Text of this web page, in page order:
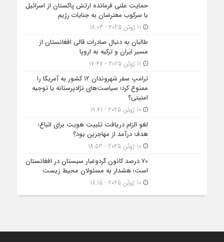
حمایت علنی فرمانده ارتش پاکستان از اسرائیل
با سرکوب معترضان به جنایات رژیم
طالبان به دنبال صادرات قالی افغانستان از
مسیر ایران و ترکیه به اروپا
ترامپ سفر شهروندان ۱۲ کشور به آمریکا را
ممنوع کرد؛ سیاست‌های نژادپرستانه یا توجیه
امنیتی؟
10 ژوئن 2025 - 19:41
لغو الزام دریافت تثبیت هویت برای اتباع؛
هدف درآمد از مهاجرین بود؟
10 ژوئن 2025 - 18:53
۷۰ درصد کانون گردوغبار سیستان در افغانستان
است؛ هشدار به مسئولان محیط زیست
10 ژوئن 2025 - 18:15